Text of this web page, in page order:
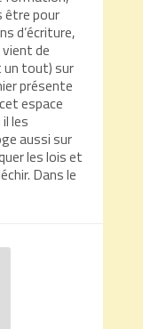
être pour
d’écriture,
de
un tout) sur
présente
espace
les
aussi sur
les lois et
Dans le